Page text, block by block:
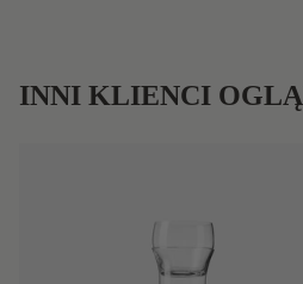
INNI KLIENCI